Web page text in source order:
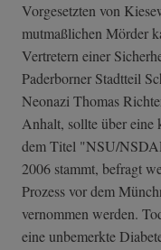
Vorgesetzten von
mutmaßlichen Mörder
Vertretern einer
Paderborner Stadtteil
Neonazi Thomas
Anhalt, sollte über eine
dem Titel "NSU/
2006 stammt, befragt
Prozess vor dem
vernommen werden.
eine unbemerkte